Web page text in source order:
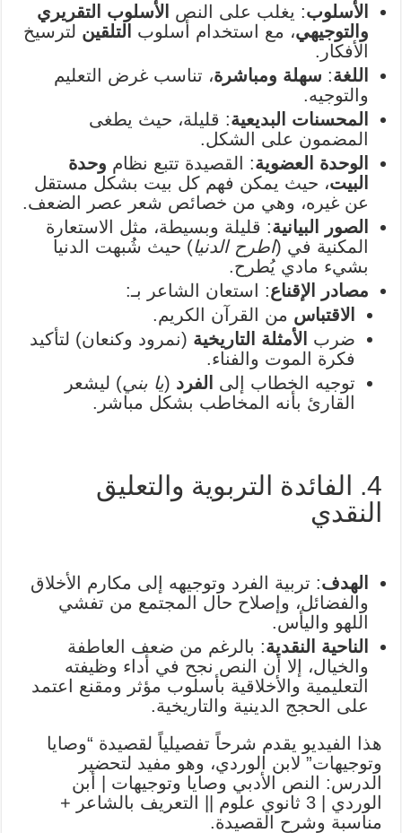
الأسلوب: يغلب على النص الأسلوب التقريري
والتوجيهي، مع استخدام أسلوب التلقين لترسيخ
الأفكار.
اللغة: سهلة ومباشرة، تناسب غرض التعليم
والتوجيه.
المحسنات البديعية: قليلة، حيث يطغى
المضمون على الشكل.
الوحدة العضوية: القصيدة تتبع نظام وحدة
البيت، حيث يمكن فهم كل بيت بشكل مستقل
عن غيره، وهي من خصائص شعر عصر الضعف.
الصور البيانية: قليلة وبسيطة، مثل الاستعارة
المكنية في (اطرح الدنيا) حيث شُبهت الدنيا
بشيء مادي يُطرح.
مصادر الإقناع: استعان الشاعر بـ:
الاقتباس من القرآن الكريم.
ضرب الأمثلة التاريخية (نمرود وكنعان) لتأكيد
فكرة الموت والفناء.
توجيه الخطاب إلى
الفرد (يا بني) ليشعر
القارئ بأنه المخاطب بشكل مباشر.
4. الفائدة التربوية والتعليق
النقدي
الهدف: تربية الفرد وتوجيهه إلى مكارم الأخلاق
والفضائل، وإصلاح حال المجتمع من تفشي
اللهو واليأس.
الناحية النقدية: بالرغم من ضعف العاطفة
والخيال، إلا أن النص نجح في أداء وظيفته
التعليمية والأخلاقية بأسلوب مؤثر ومقنع اعتمد
على الحجج الدينية والتاريخية.
هذا الفيديو يقدم شرحاً تفصيلياً لقصيدة “وصايا
وتوجيهات” لابن الوردي، وهو مفيد لتحضير
الدرس: النص الأدبي وصايا وتوجيهات | أبن
الوردي | 3 ثانوي علوم || التعريف بالشاعر +
مناسبة وشرح القصيدة.